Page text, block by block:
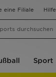
eine Filiale Hilfe
Sport